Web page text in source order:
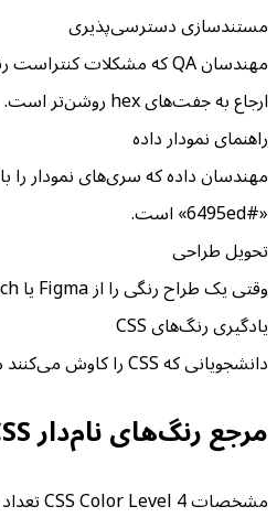
مستندسازی دسترسی‌پذیری
ارجاع به جفت‌های hex روشن‌تر است.
راهنمای نمودار داده
«#6495ed» است.
تحویل طراحی
وقتی یک طراح رنگی را از Figma یا Sketch به صورت مقدار hex به اشتراک می‌گذارد، یک توسعه‌دهنده می‌تواند نزدیک‌ترین نام CSS را جستجو کند و در Slack یا کامنت pull request با نام از آن یاد کند.
یادگیری رنگ‌های CSS
دانشجویانی که CSS را کاوش می‌کنند می‌توانند مقادیر hex دلخواه تایپ کنند و کشف کنند کدام رنگ‌های نام‌دار در نزدیکی وجود دارند. مرور نتایج فاصله، آشنایی با ۱۴۸ کلیدواژه رنگ داخلی را افزایش می‌دهد.
مرجع رنگ‌های نام‌دار CSS بر اساس گروه